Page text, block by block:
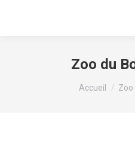
Zoo du
Vous êtes ici :
Accueil Zoo